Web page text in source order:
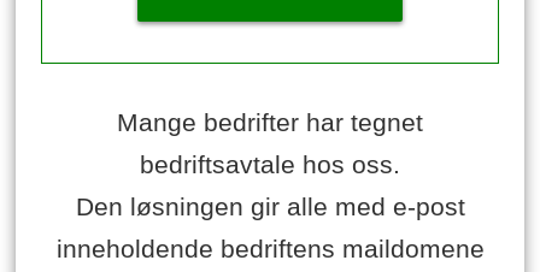
Mange bedrifter har tegnet
bedriftsavtale hos oss.
Den løsningen gir alle med e-post
inneholdende bedriftens maildomene